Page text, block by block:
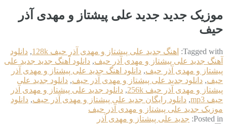
موزیک جدید جديد علی پیشتاز و مهدی آذر
حیف
Tagged with: اهنگ جديد علی پیشتاز و مهدی آذر حیف 128k , دانلود
آهنگ جديد علی پیشتاز و مهدی آذر حیف, دانلود آهنگ جدید جديد علی
پیشتاز و مهدی آذر حیف, دانلود اهنگ جديد علی پیشتاز و مهدی آذر
حیف, دانلود جديد علی پیشتاز و مهدی آذر حیف, دانلود جديد علی
پیشتاز و مهدی آذر حیف 256k
, دانلود جديد علی پیشتاز و مهدی آذر
حیف mp3
, دانلود رایگان جديد علی پیشتاز و مهدی آذر حیف, دانلود
موزیک جديد علی پیشتاز و مهدی آذر حیف
Posted in: جديد علی پیشتاز و مهدی آذر